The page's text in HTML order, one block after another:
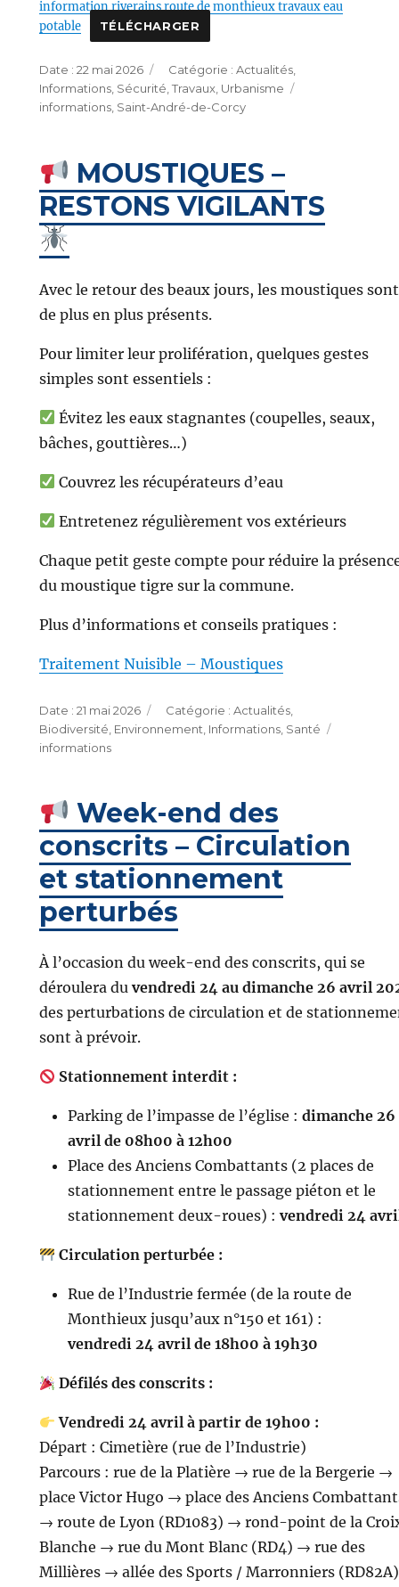
information riverains route de monthieux travaux eau
potable
TÉLÉCHARGER
Publié
le
22 mai 2026 Catégories
Actualités,
Informations, Sécurité Travaux, Urbanisme
informations, Saint-André-de-Corcy
MOUSTIQUES –
RESTONS VIGILANTS
Avec le retour des beaux jours, les moustiques sont
de plus en plus présents.
Pour limiter leur prolifération, quelques gestes
simples sont essentiels :
Évitez les eaux stagnantes (coupelles, seaux,
bâches, gouttières…)
Couvrez les récupérateurs d’eau
Entretenez régulièrement vos extérieurs
Chaque petit geste compte pour réduire la
du moustique tigre sur la commune.
Plus d’informations et conseils pratiques :
Traitement Nuisible – Moustiques
Publié
le
21 mai 2026 Catégories
Actualités,
Biodiversité Environnement Informations, Santé
informations
Week-end des
conscrits – Circulation
et stationnement
perturbés
À l’occasion du week-end des conscrits, qui se
déroulera du vendredi 24 au dimanche 26 avril
des perturbations de circulation et de
sont à prévoir.
Stationnement interdit :
Parking de l’impasse de l’église : dimanche 26
avril de 08h00 à 12h00
Place des Anciens Combattants (2 places de
stationnement entre le passage piéton et le
stationnement deux-roues) : vendredi 24
Circulation perturbée :
Rue de l’Industrie fermée (de la route de
Monthieux jusqu’aux n°150 et 161) :
vendredi 24 avril de 18h00 à 19h30
Défilés des conscrits :
Vendredi 24 avril à partir de 19h00 :
Départ : Cimetière (rue de l’Industrie)
Parcours : rue de la Platière → rue de la Bergerie →
place Victor Hugo → place des Anciens
→ route de Lyon (RD1083) → rond-point de la
Blanche → rue du Mont Blanc (RD4) → rue des
Millières → allée des Sports / Marronniers (RD82A)